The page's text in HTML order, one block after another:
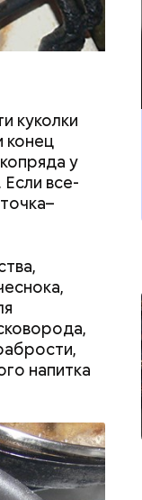
куколки
конец
у
все-
напитка
славу
Яблоки
маникюра в
2026